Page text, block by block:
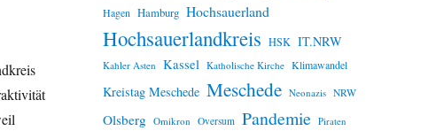
Hagen Hamburg Hochsauerland
Hochsauerlandkreis HSK IT.NRW
Kahler Asten Kassel Katholische Kirche Klimawandel
Kreistag Meschede Meschede Neonazis NRW
Olsberg Omikron Oversum Pandemie Piraten